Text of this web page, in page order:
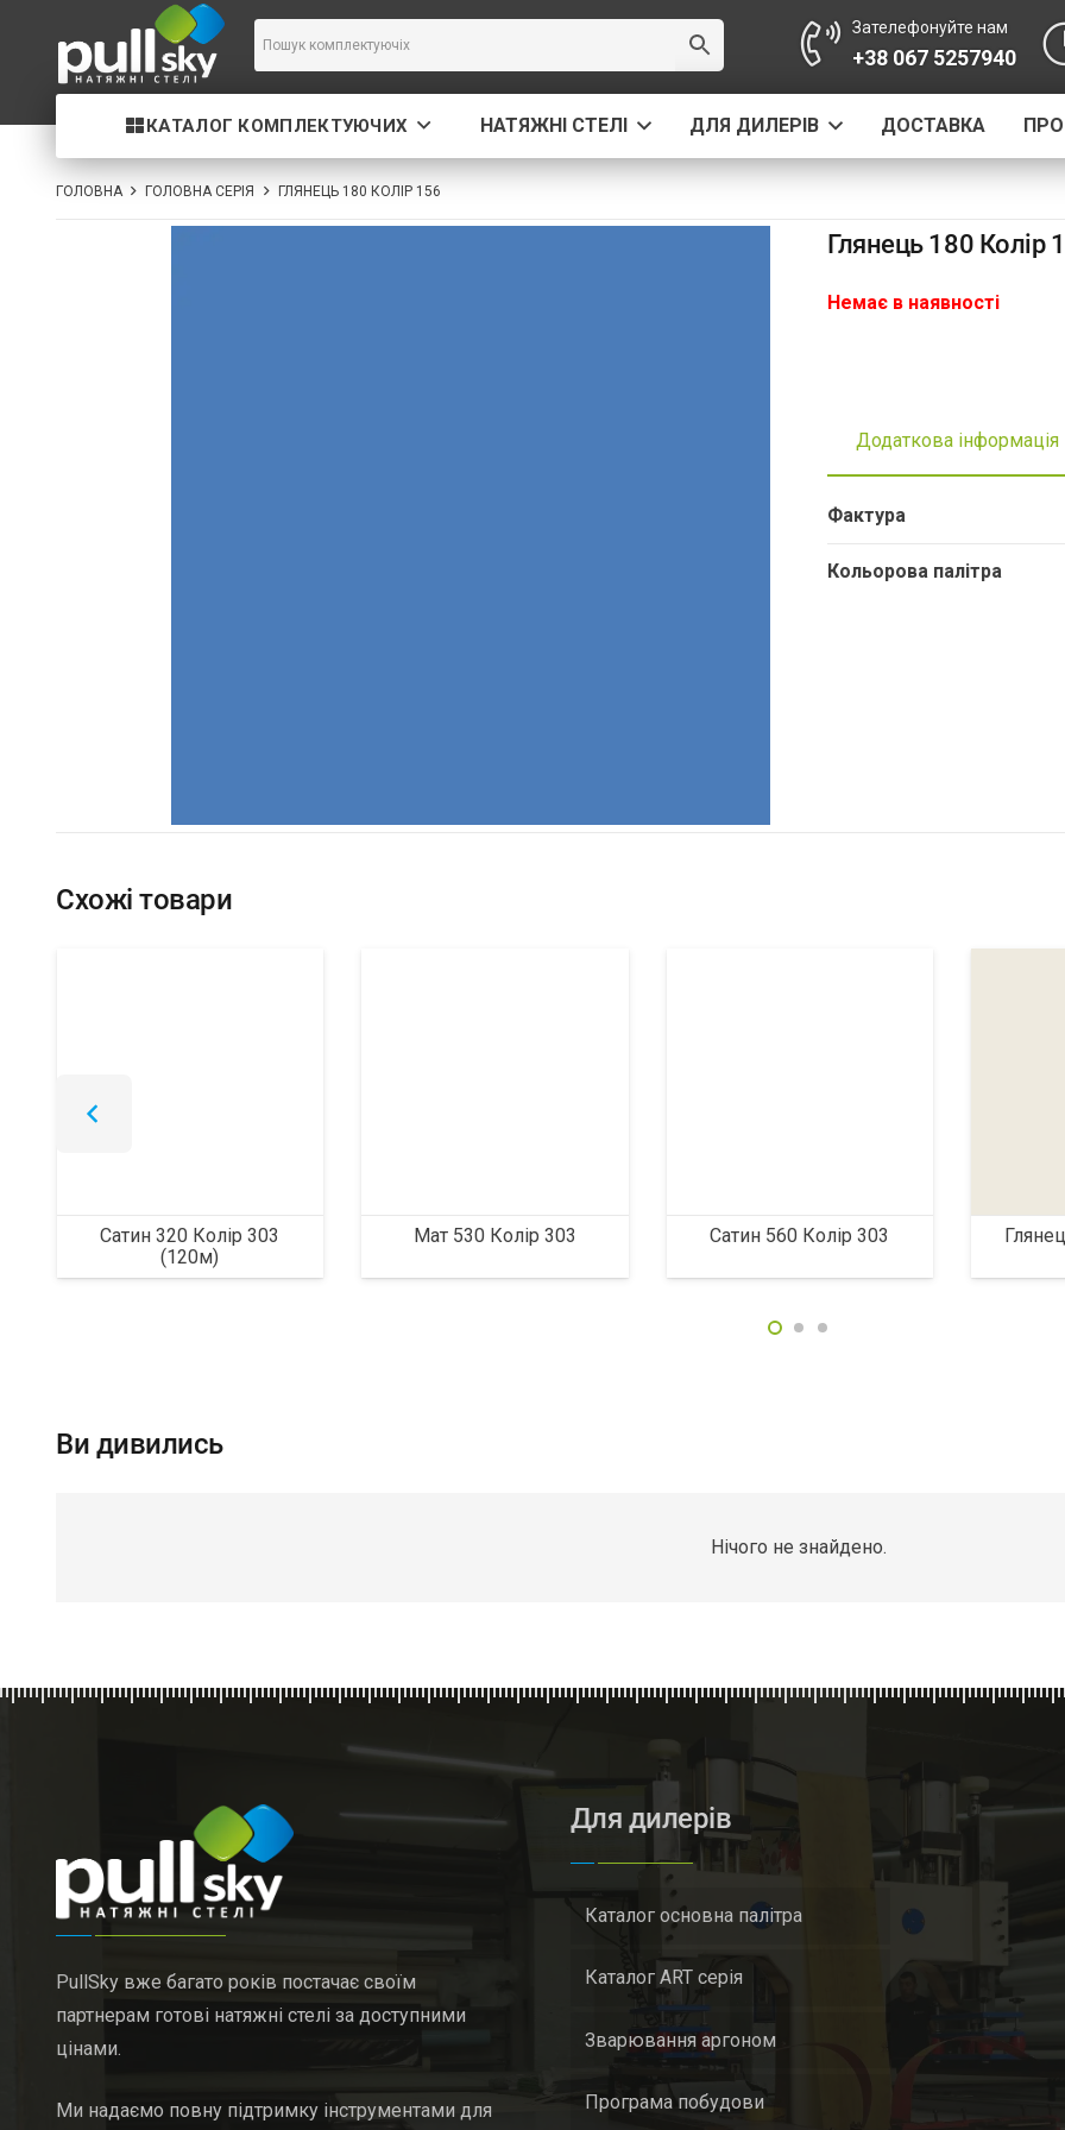
Зателефонуйте нам
+38 067 5257940
КАТАЛОГ КОМПЛЕКТУЮЧИХ НАТЯЖНІ СТЕЛІ ДЛЯ ДИЛЕРІВ ДОСТАВКА
ГОЛОВНА ГОЛОВНА СЕРІЯ ГЛЯНЕЦЬ 180 КОЛІР 156
Глянець 180 Колір
Немає в наявності
Додаткова інформація
Фактура
Кольорова палітра
Схожі товари
Сатин 320 Колір 303
(120м)
Мат 530 Колір 303 Сатин 560 Колір 303
Ви дивились
Нічого не знайдено.
PullSky вже багато років постачає своїм
партнерам готові натяжні стелі за доступними
цінами.
Ми надаємо повну підтримку інструментами для
Для дилерів
Каталог основна палітра
Каталог ART серія
Зварювання аргоном
Програма побудови